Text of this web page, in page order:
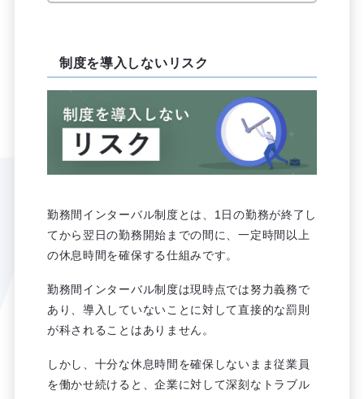
制度を導入しないリスク
勤務間インターバル制度とは、1日の勤務が終了し
てから翌日の勤務開始までの間に、一定時間以上
の休息時間を確保する仕組みです。
勤務間インターバル制度は現時点では努力義務で
あり、導入していないことに対して直接的な罰則
が科されることはありません。
しかし、十分な休息時間を確保しないまま従業員
を働かせ続けると、企業に対して深刻なトラブル